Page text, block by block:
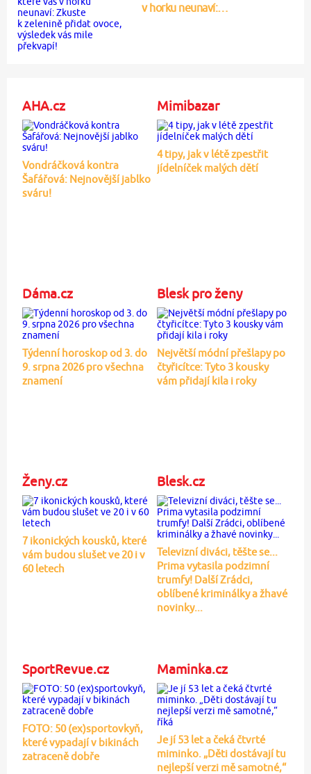
v horku neunaví:…
AHA.cz
Vondráčková kontra
Šafářová: Nejnovější jablko
sváru!
Mimibazar
4 tipy, jak v létě zpestřit
jídelníček malých dětí
Dáma.cz
Týdenní horoskop od 3. do
9. srpna 2026 pro všechna
znamení
Blesk pro ženy
Největší módní přešlapy po
čtyřicítce: Tyto 3 kousky
vám přidají kila i roky
Ženy.cz
7 ikonických kousků, které
vám budou slušet ve 20 i v
60 letech
Blesk.cz
Televizní diváci, těšte se...
Prima vytasila podzimní
trumfy! Další Zrádci,
oblíbené kriminálky a žhavé
novinky...
SportRevue.cz
FOTO: 50 (ex)sportovkyň,
které vypadají v bikinách
zatraceně dobře
Maminka.cz
Je jí 53 let a čeká čtvrté
miminko. „Děti dostávají tu
nejlepší verzi mě samotné,“